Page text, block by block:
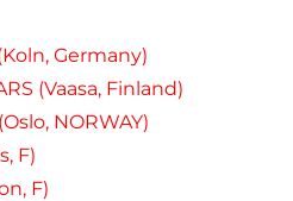
Germany)
(Vaasa, Finland)
NORWAY)
F)
F)